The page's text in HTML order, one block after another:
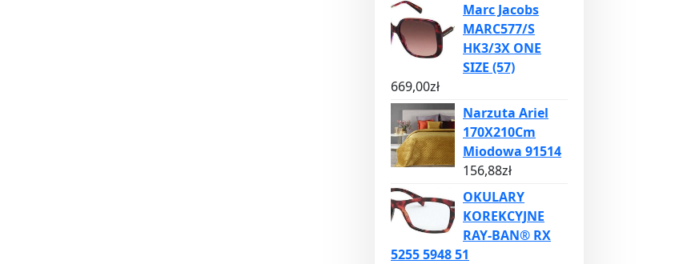
Marc Jacobs
MARC577/S
HK3/3X ONE
SIZE (57)
669,00zł
Narzuta Ariel
170X210Cm
Miodowa 91514
156,88zł
OKULARY
KOREKCYJNE
RAY-BAN® RX
5255 5948 51